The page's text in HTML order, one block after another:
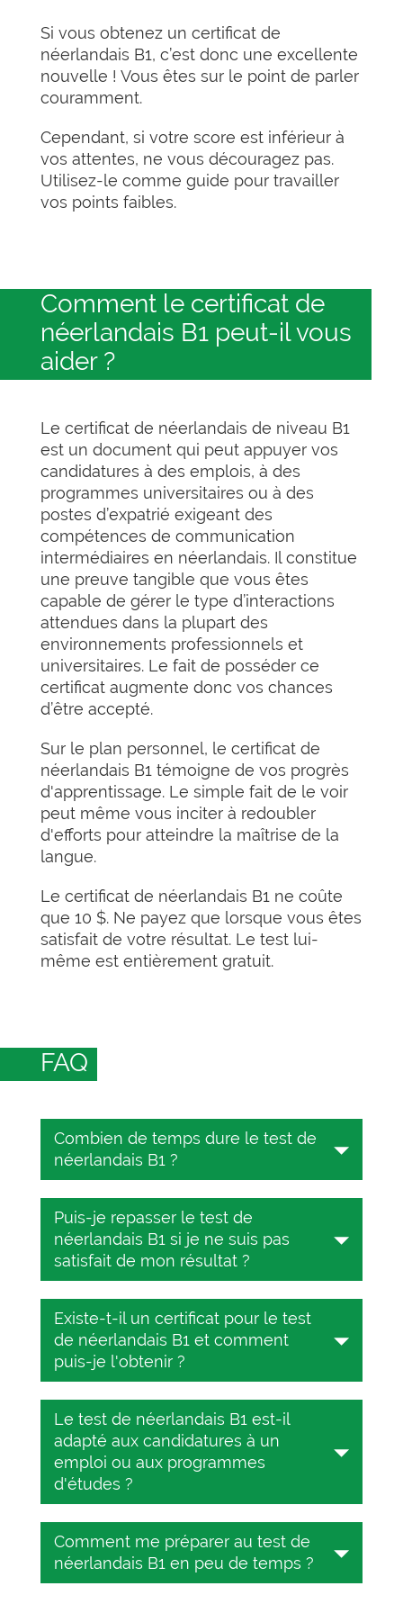
Si vous obtenez un certificat de
néerlandais B1, c’est donc une excellente
nouvelle ! Vous êtes sur le point de parler
couramment.
Cependant, si votre score est inférieur à
vos attentes, ne vous découragez pas.
Utilisez-le comme guide pour travailler
vos points faibles.
Comment le certificat de
néerlandais B1 peut-il vous
aider ?
Le certificat de néerlandais de niveau B1
est un document qui peut appuyer vos
candidatures à des emplois, à des
programmes universitaires ou à des
postes d’expatrié exigeant des
compétences de communication
intermédiaires en néerlandais. Il constitue
une preuve tangible que vous êtes
capable de gérer le type d’interactions
attendues dans la plupart des
environnements professionnels et
universitaires. Le fait de posséder ce
certificat augmente donc vos chances
d’être accepté.
Sur le plan personnel, le certificat de
néerlandais B1 témoigne de vos progrès
d'apprentissage. Le simple fait de le voir
peut même vous inciter à redoubler
d'efforts pour atteindre la maîtrise de la
langue.
Le certificat de néerlandais B1 ne coûte
que 10 $. Ne payez que lorsque vous êtes
satisfait de votre résultat. Le test lui-
même est entièrement gratuit.
FAQ
Combien de temps dure le test de
néerlandais B1 ?
Le test de néerlandais dure entre 25
et 45 minutes, selon le niveau du
CECR. Vous devrez répondre à 25
ce laps de temps.
Puis-je repasser le test de
néerlandais B1 si je ne suis pas
satisfait de mon résultat ?
Oui, le test de néerlandais en ligne sur
TESTIZER est entièrement gratuit.
Passez le test autant de fois que vous
le souhaitez.
Existe-t-il un certificat pour le test
de néerlandais B1 et comment
puis-je l'obtenir ?
Oui, il en existe un. Il ne coûte que 10
USD. Pour obtenir le certificat de
maîtrise du néerlandais B1, il vous
suffit de passer le test de néerlandais
avoir consulté votre résultat, vous
aurez la possibilité de payer pour
obtenir le certificat. Vous recevrez le
certificat au format PDF haute
Le test de néerlandais B1 est-il
adapté aux candidatures à un
emploi ou aux programmes
d'études ?
Le test de compétence en
néerlandais B1 est adapté aux
candidatures à un emploi et aux
Comment me préparer au test de
néerlandais B1 en peu de temps ?